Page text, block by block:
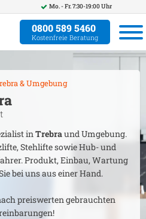
Mo. - Fr. 7:30-19:00 Uhr
0800 589 5460
Kostenfreie Beratung
& Umgebung
inTrebraund Umgebung.
Stehlifte sowie Hub- und
Produkt, Einbau, Wartung
bei uns aus einer Hand.
preiswerten gebrauchten